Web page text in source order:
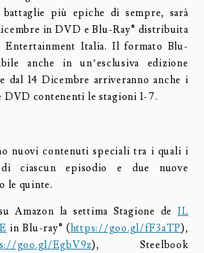
più epiche di sempre, sarà
in DVD e Blu-Ray® distribuita
Entertainment Italia. Il formato Blu-
anche in un’esclusiva edizione
dal 14 Dicembre arriveranno anche i
DVD contenenti le stagioni 1-7.
nuovi contenuti speciali tra i quali i
ciascun episodio e due nuove
le quinte.
Amazon la settima Stagione deIL
in Blu-ray® (https://goo.gl/fF3aTP),
goo.gl/EgbV9z), Steelbook